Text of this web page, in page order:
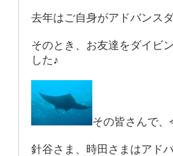
去年はご自身がアドバンス
そのとき、お友達をダイビ
した♪
その皆さんで
針谷さま、時田さまはアド